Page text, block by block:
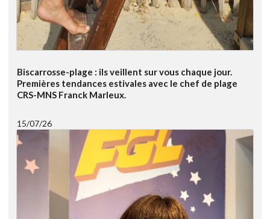
Biscarrosse-plage : ils veillent sur vous chaque jour.
Premières tendances estivales avec le chef de plage
CRS-MNS Franck Marleux.
15/07/26